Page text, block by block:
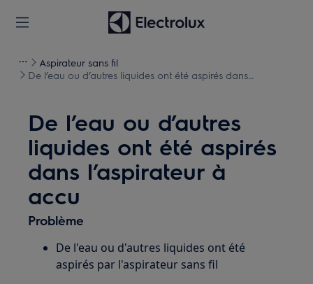
Aspirateur sans fil
De l’eau ou d’autres liquides ont été aspirés dans
De l’eau ou d’autres
liquides ont été aspirés
dans l’aspirateur à
accu
Problème
De l'eau ou d'autres liquides ont été
aspirés par l'aspirateur sans fil